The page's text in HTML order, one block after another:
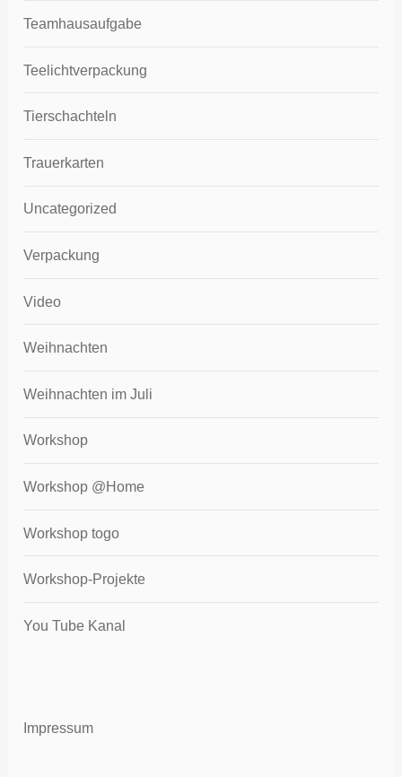
Teamhausaufgabe
Teelichtverpackung
Tierschachteln
Trauerkarten
Uncategorized
Verpackung
Video
Weihnachten
Weihnachten im Juli
Workshop
Workshop @Home
Workshop togo
Workshop-Projekte
You Tube Kanal
Impressum